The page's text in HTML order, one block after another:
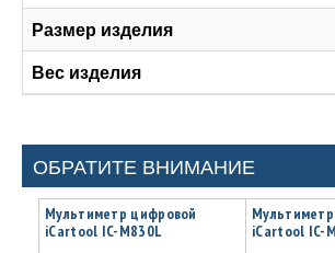
Размер изделия
Вес изделия
ОБРАТИТЕ ВНИМАНИЕ
Мультиметр цифровой
iCartool IC-M830L
iCartool IC-